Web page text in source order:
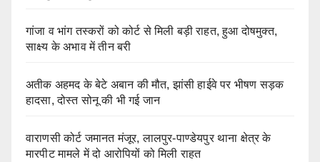
गांजा व भांग तस्करों को कोर्ट से मिली बड़ी राहत, हुआ दोषमुक्त,
साक्ष्य के अभाव में तीन बरी
अतीक अहमद के बेटे अबान की मौत, झांसी हाईवे पर भीषण सड़क
हादसा, दोस्त सोनू की भी गई जान
वाराणसी कोर्ट जमानत मंजूर, लालपुर-पाण्डेयपुर थाना क्षेत्र के
मारपीट मामले में दो आरोपियों को मिली राहत